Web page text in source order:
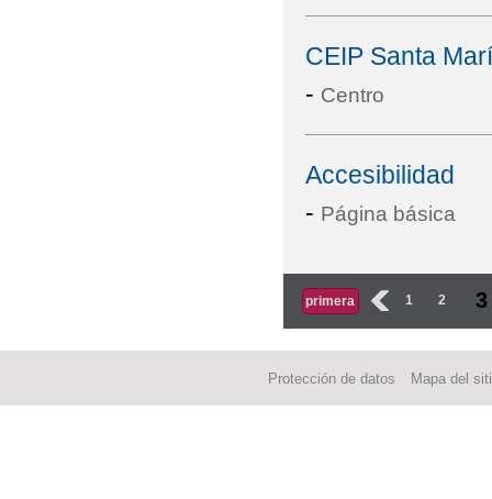
CEIP Santa
- Centro
Accesibilidad
- Página básica
Páginas
primera ‹ 1 2 3
Protección de datos Mapa del